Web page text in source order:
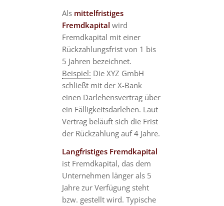
Als mittelfristiges
Fremdkapital wird
Fremdkapital mit einer
Rückzahlungsfrist von 1 bis
5 Jahren bezeichnet.
Beispiel: Die XYZ GmbH
schließt mit der X-Bank
einen Darlehensvertrag über
ein Fälligkeitsdarlehen. Laut
Vertrag beläuft sich die Frist
der Rückzahlung auf 4 Jahre.
Langfristiges Fremdkapital
ist Fremdkapital, das dem
Unternehmen länger als 5
Jahre zur Verfügung steht
bzw. gestellt wird. Typische